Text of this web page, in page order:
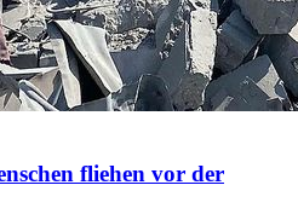
fliehen vor der